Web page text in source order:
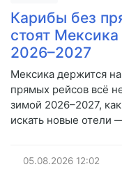
Карибы без
стоят
2026–2027
Мексика держится
прямых рейсов всё
зимой 2026–2027,
искать новые отели
05.08.2026 12:02